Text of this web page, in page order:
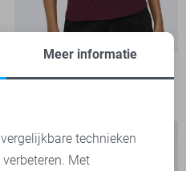
Meer informatie
technieken
Met